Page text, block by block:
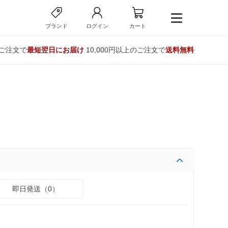
ブランド ログイン カート
注文で最短翌日にお届け10,000円以上のご注文で送料無料
即日発送（0）